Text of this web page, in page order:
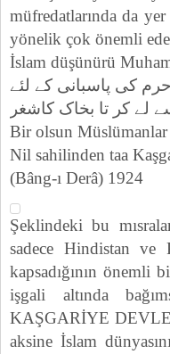
müfredatlarında da
yönelik çok önemli
İslam düşünürü
کی پاسبانی کے لئے
لے کر تا بخاک کاشغر
Bir olsun Müslümanlar
Nil sahilinden taa
(Bâng-ı Derâ) 1924
Şeklindeki bu
sadece Hindistan ve
kapsadığının önemli
işgali altında
KAŞGARİYE
aksine İslam